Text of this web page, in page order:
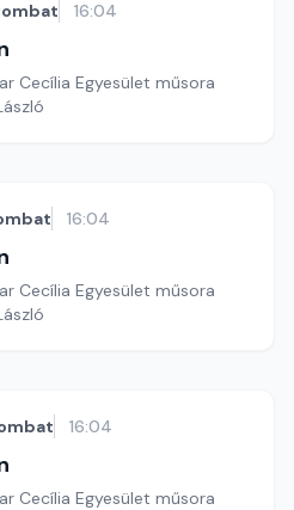
16:04
Cecília Egyesület műsora
16:04
Cecília Egyesület műsora
16:04
Cecília Egyesület műsora